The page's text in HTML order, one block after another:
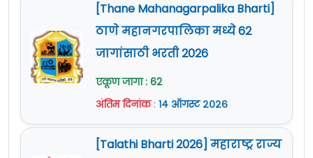
[Thane Mahanagarpalika Bharti]
ठाणे महानगरपालिका मध्ये 62
जागांसाठी भरती 2026
एकूण जागा : 62
अंतिम दिनांक: १४ ऑगस्ट २०२६
[Talathi Bharti 2026] महाराष्ट्र राज्य